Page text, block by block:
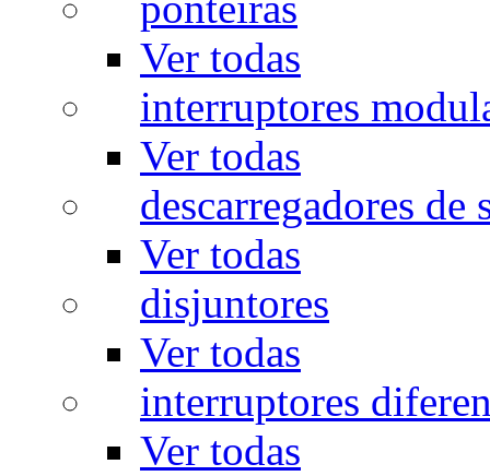
Ver todas
interruptores
Ver todas
descarregadores de
Ver todas
disjuntores
Ver todas
interruptores
Ver todas